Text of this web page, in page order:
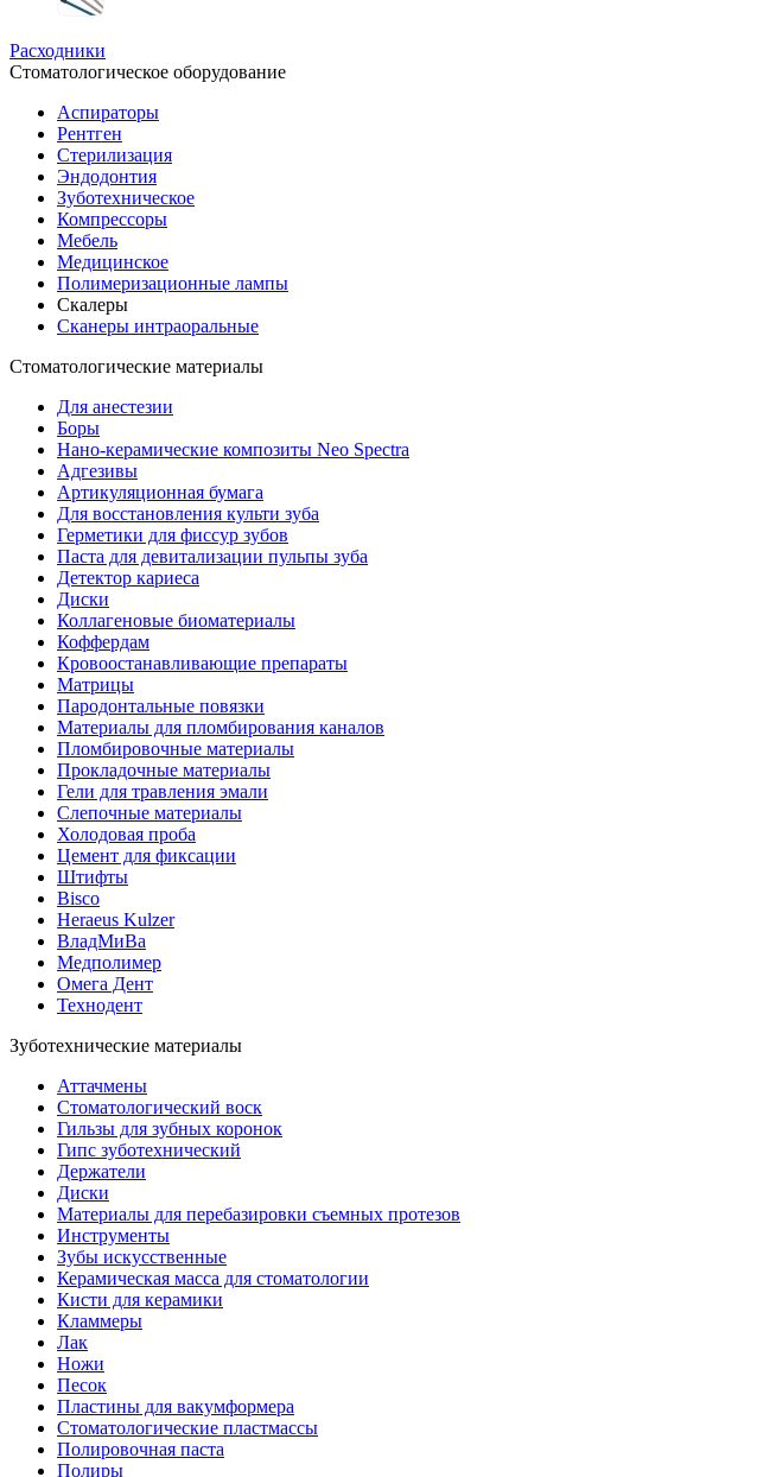
Расходники
Стоматологическое оборудование
Аспираторы
Рентген
Стерилизация
Эндодонтия
Зуботехническое
Компрессоры
Мебель
Медицинское
Полимеризационные лампы
Скалеры
Сканеры интраоральные
Стоматологические материалы
Для анестезии
Боры
Нано-керамические композиты Neo Spectra
Адгезивы
Артикуляционная бумага
Для восстановления культи зуба
Герметики для фиссур зубов
Паста для девитализации пульпы зуба
Детектор кариеса
Диски
Коллагеновые биоматериалы
Коффердам
Кровоостанавливающие препараты
Матрицы
Пародонтальные повязки
Материалы для пломбирования каналов
Пломбировочные материалы
Прокладочные материалы
Гели для травления эмали
Слепочные материалы
Холодовая проба
Цемент для фиксации
Штифты
Bisco
Heraeus Kulzer
ВладМиВа
Медполимер
Омега Дент
Технодент
Зуботехнические материалы
Аттачмены
Стоматологический воск
Гильзы для зубных коронок
Гипс зуботехнический
Держатели
Диски
Материалы для перебазировки съемных протезов
Инструменты
Зубы искусственные
Керамическая масса для стоматологии
Кисти для керамики
Кламмеры
Лак
Ножи
Песок
Пластины для вакумформера
Стоматологические пластмассы
Полировочная паста
Полиры